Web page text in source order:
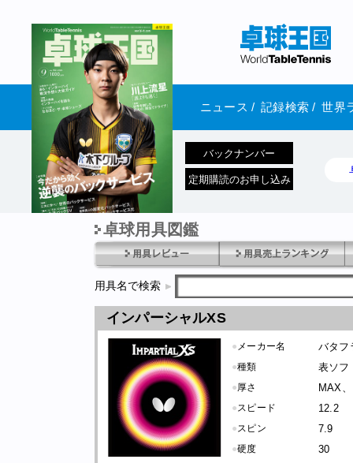
ニュース / 記録検索 / 世界
1970年1月01日 発売
バックナンバー
定期購読のお申し込み
卓球用具図鑑
用具名で検索
インパーシャルXS
● メーカー名 バタフ
●種類 表ソフ
●厚さ MAX
●スピード 12.2
●スピン 7.9
●硬度 30